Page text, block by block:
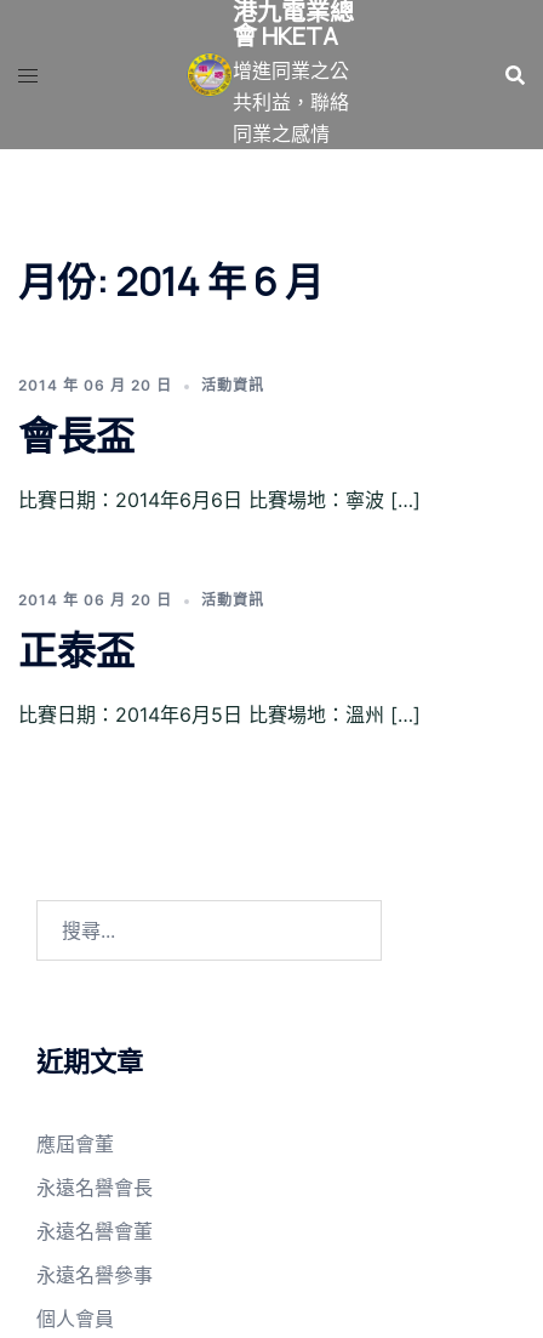
港九電業總
會 HKETA
增進同業之公
共利益，聯絡
同業之感情
月份: 2014 年 6 月
2014 年 06 月 20 日 活動資訊
會長盃
比賽日期：2014年6月6日 比賽場地：寧波 […]
2014 年 06 月 20 日 活動資訊
正泰盃
比賽日期：2014年6月5日 比賽場地：溫州 […]
字:
近期文章
應屆會董
永遠名譽會長
永遠名譽會董
永遠名譽參事
個人會員